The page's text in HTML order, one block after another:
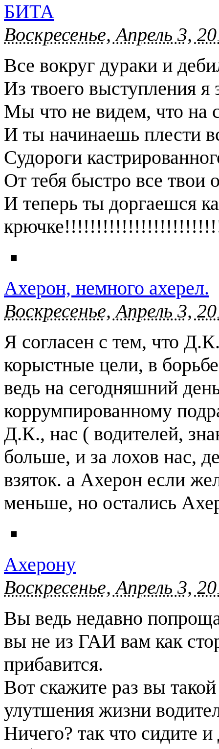
БИТА
Воскресенье, Апрель 3,
Все вокруг дураки и
Из твоего выступления я
Мы что не видем, что на
И ты начинаешь плести
Судороги
От тебя быстро все твои
И теперь ты доргаешся
Ахерон, немного ахерел.
Воскресенье, Апрель 3,
Я согласен с тем, что
корыстные цели, в
ведь на сегодняшний
коррумпированному
Д.К., нас ( водителей,
больше, и за лохов нас,
взяток. а Ахерон если
меньше, но остались
Ахерону
Воскресенье, Апрель 3,
Вы ведь недавно
вы не из ГАИ вам как
прибавится.
Вот скажите раз вы
улутшения жизни
Ничего? так что сидите